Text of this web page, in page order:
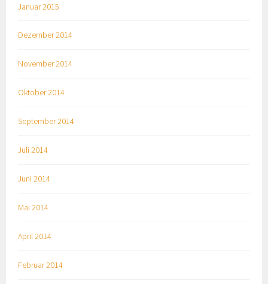
Januar 2015
Dezember 2014
November 2014
Oktober 2014
September 2014
Juli 2014
Juni 2014
Mai 2014
April 2014
Februar 2014